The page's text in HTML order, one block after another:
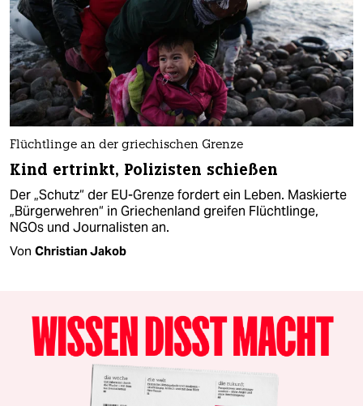
Flüchtlinge an der griechischen Grenze
Kind ertrinkt, Polizisten schießen
Der „Schutz“ der EU-Grenze fordert ein Leben. Maskierte
„Bürgerwehren“ in Griechenland greifen Flüchtlinge,
NGOs und Journalisten an.
Von Christian Jakob